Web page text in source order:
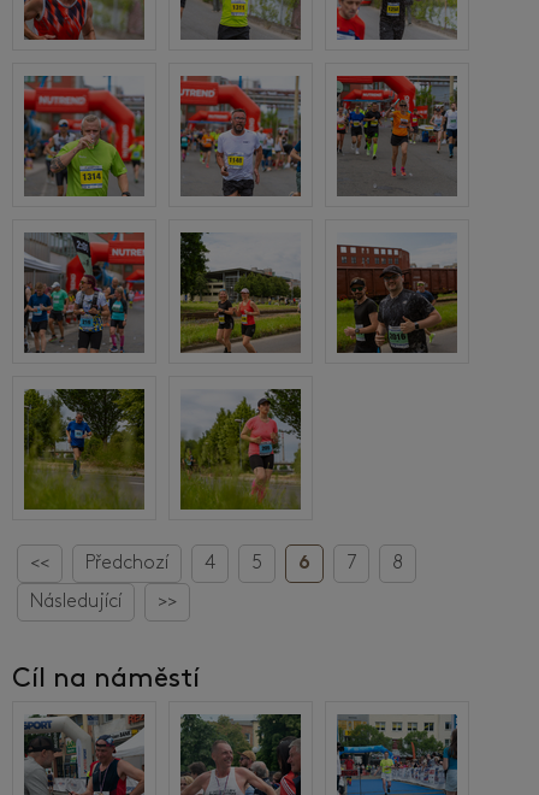
<< Předchozí 4 5 6 7
8
Následující
>>
Cíl na náměstí